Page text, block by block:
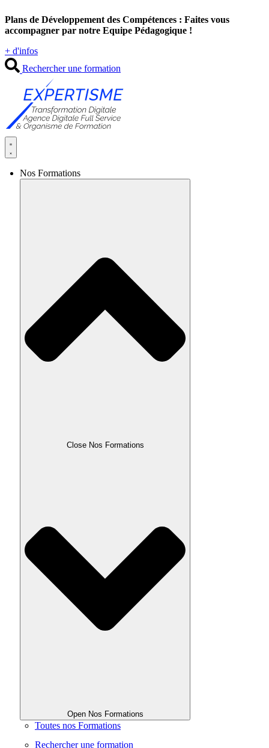
au
contenu
Plans de Développement des Compétences : Faites vous
accompagner par notre Equipe Pédagogique !
+ d'infos
Rechercher une formation
Nos Formations
Close Nos Formations
Open Nos Formations
Toutes nos Formations
Rechercher une formation